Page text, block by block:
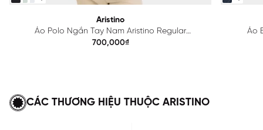
Aristino
Áo Polo Ngắn Tay Nam Aristino Regular
APS615EDP01
700,000₫
Áo
CÁC THƯƠNG HIỆU THUỘC ARISTINO